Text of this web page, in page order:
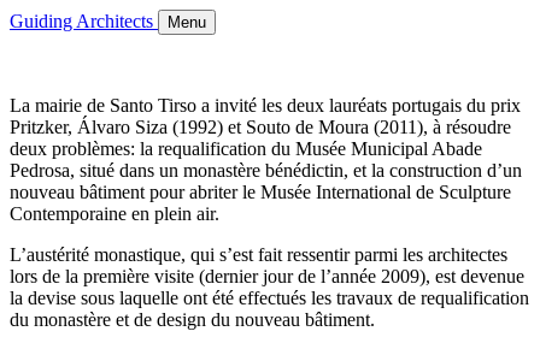
Guiding Architects Menu
La mairie de Santo Tirso a invité les deux lauréats portugais du prix
Pritzker, Álvaro Siza (1992) et Souto de Moura (2011), à résoudre
deux problèmes: la requalification du Musée Municipal Abade
Pedrosa, situé dans un monastère bénédictin, et la construction d’un
nouveau bâtiment pour abriter le Musée International de Sculpture
Contemporaine en plein air.
L’austérité monastique, qui s’est fait ressentir parmi les architectes
lors de la première visite (dernier jour de l’année 2009), est devenue
la devise sous laquelle ont été effectués les travaux de requalification
du monastère et de design du nouveau bâtiment.